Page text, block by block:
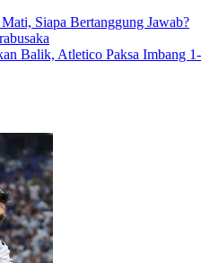
Siapa Bertanggung Jawab?
Balik, Atletico Paksa Imbang 1-